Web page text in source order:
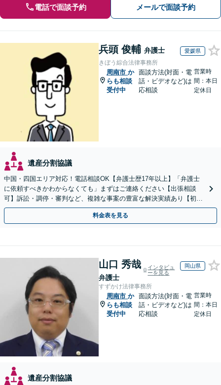
電話で面談予約 メールで面談予約
兵頭 俊輔 弁護士 愛媛県
きぼう綜合法律事務所
周南市 か
らも相談
受付中
面談方法(対面・電
話・ビデオなど)は
応相談
営業時
間：本日
定休日
遺産分割協議
中国・四国エリア対応！電話相談OK【弁護士歴17年以上】「弁護士
に依頼すべきかわからなくても」まずはご連絡ください【出張相談
可】訴訟・調停・審判など、複雑な事案の豊富な解決実績あり【初回
相談無料】初回面談のみで解決できるケースもあります
料金表を見る
山口 秀哉
弁護士
インタビュ
ーを見る
岡山県
すずかけ法律事務所
周南市 か
らも相談
受付中
面談方法(対面・電
話・ビデオなど)は
応相談
営業時
間：本日
定休日
遺産分割協議